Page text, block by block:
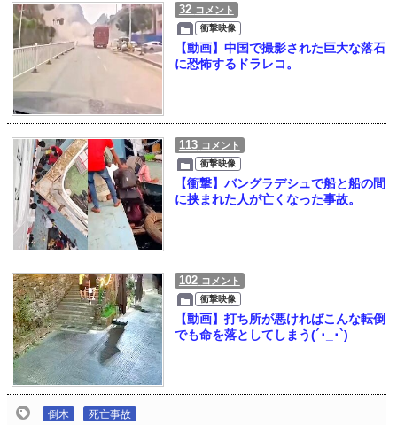
32 コメント
衝撃映像
【動画】中国で撮影された巨大な落石
に恐怖するドラレコ。
113 コメント
衝撃映像
【衝撃】バングラデシュで船と船の間
に挟まれた人が亡くなった事故。
102 コメント
衝撃映像
【動画】打ち所が悪ければこんな転倒
でも命を落としてしまう(´･_･`)
倒木 死亡事故